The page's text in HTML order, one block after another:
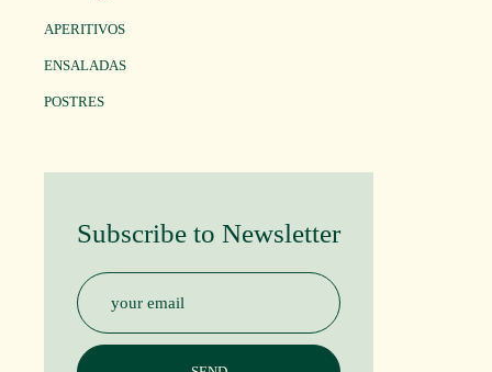
APERITIVOS
ENSALADAS
POSTRES
Subscribe to Newsletter